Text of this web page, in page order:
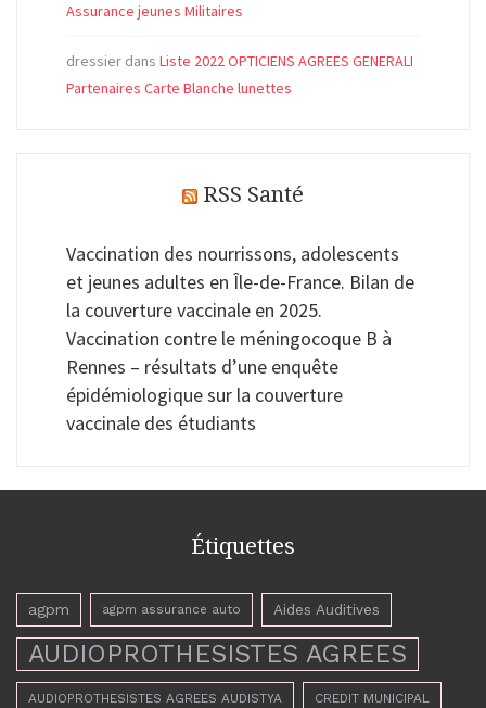
Assurance jeunes Militaires
dressier dans Liste 2022 OPTICIENS AGREES GENERALI
Partenaires Carte Blanche lunettes
RSS Santé
Vaccination des nourrissons, adolescents
et jeunes adultes en Île-de-France. Bilan de
la couverture vaccinale en 2025.
Vaccination contre le méningocoque B à
Rennes – résultats d’une enquête
épidémiologique sur la couverture
vaccinale des étudiants
Étiquettes
agpm agpm assurance auto Aides Auditives
AUDIOPROTHESISTES AGREES
AUDIOPROTHESISTES AGREES AUDISTYA CREDIT MUNICIPAL